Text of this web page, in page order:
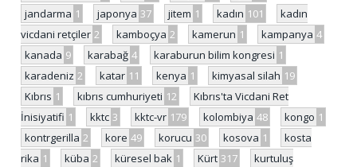
jandarma 1 japonya 37 jitem 1 kadın 101
kadın
vicdani retçiler 2 kamboçya 2 kamerun 1 kampanya 4
kanada 9 karabağ 4 karaburun bilim kongresi 1
karadeniz 2 katar 11 kenya 1 kimyasal silah 19
Kıbrıs 1 kıbrıs cumhuriyeti 12
Kıbrıs'ta Vicdani Ret
İnisiyatifi 1 kktc 3 kktc-vr 179 kolombiya 48 kongo 1
kontrgerilla 2 kore 49 korucu 30 kosova 1
kosta
rika 1 küba 2 küresel bak 1 Kürt 317
kurtuluş